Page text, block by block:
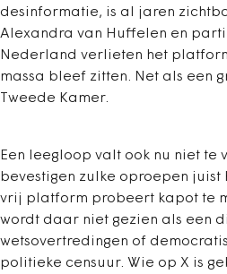
desinformatie, is al jaren
Alexandra van Huffelen en
Nederland verlieten het
massa bleef zitten. Net als een
Tweede Kamer.
Een leegloop valt ook nu niet te
bevestigen zulke oproepen juist
vrij platform probeert kapot te
wordt daar niet gezien als een
wetsovertredingen of
politieke censuur. Wie op X is